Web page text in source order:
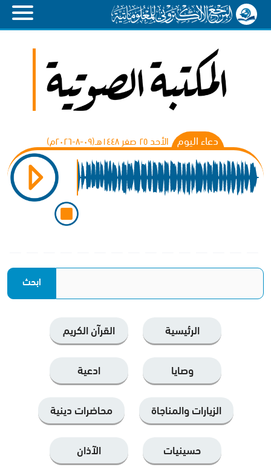
دعاء اليوم الأحد ٢٥ صفر ١٤٤٨هـ(۰۹-۸-۲۰۲٦م)
الرئيسية القرآن الكریم
وصايا ادعية
الزيارات والمناجاة محاضرات دينية
حسينيات الآذان